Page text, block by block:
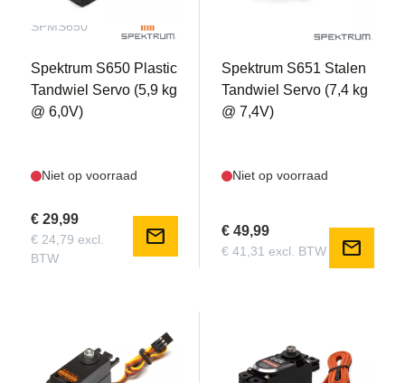
SPMS650
Spektrum S650 Plastic
Tandwiel Servo (5,9 kg
@ 6,0V)
Niet op voorraad
€ 29,99
€ 24,79 excl.
BTW
mail
Spektrum S651 Stalen
Tandwiel Servo (7,4 kg
@ 7,4V)
Niet op voorraad
€ 49,99
€ 41,31 excl. BTW mail